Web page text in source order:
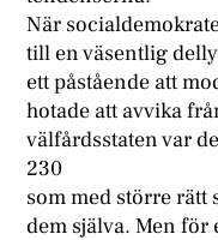
När
till en väsentlig
ett påstående att
hotade att avvika
välfårdsstaten var
230
som med större rätt
dem själva. Men